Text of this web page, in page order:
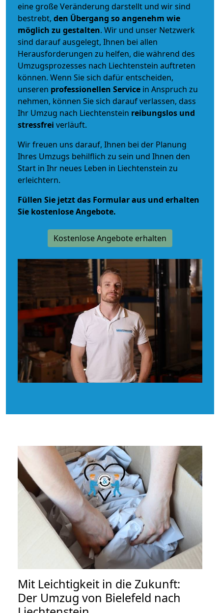
eine große Veränderung darstellt und wir sind
bestrebt, den Übergang so angenehm wie
möglich zu gestalten. Wir und unser Netzwerk
sind darauf ausgelegt, Ihnen bei allen
Herausforderungen zu helfen, die während des
Umzugsprozesses nach Liechtenstein auftreten
können. Wenn Sie sich dafür entscheiden,
unseren professionellen Service in Anspruch zu
nehmen, können Sie sich darauf verlassen, dass
Ihr Umzug nach Liechtenstein reibungslos und
stressfrei verläuft.
Wir freuen uns darauf, Ihnen bei der Planung
Ihres Umzugs behilflich zu sein und Ihnen den
Start in Ihr neues Leben in Liechtenstein zu
erleichtern.
Füllen Sie jetzt das Formular aus und erhalten
Sie kostenlose Angebote.
Kostenlose Angebote erhalten
Mit Leichtigkeit in die Zukunft:
Der Umzug von Bielefeld nach